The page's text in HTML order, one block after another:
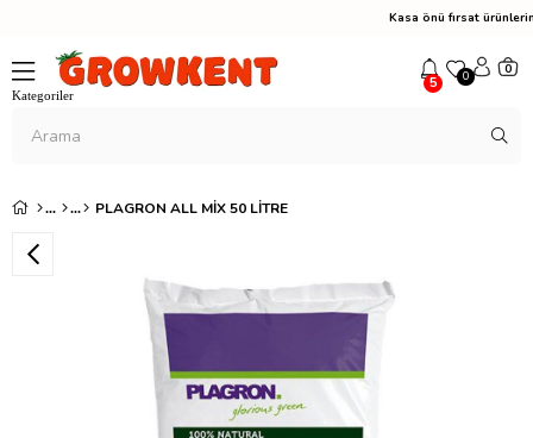
Kasa önü fırsat
5 0 0
PLAGRON ALL MIX 50 LITRE